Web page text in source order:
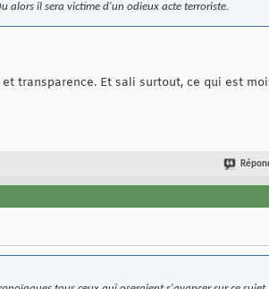
alors il sera victime d'un odieux acte terroriste.
transparence. Et sali surtout, ce qui est